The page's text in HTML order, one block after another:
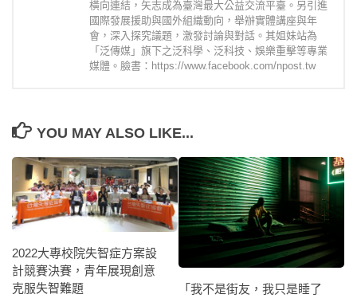
橫向連結，矢志成為臺灣最大公益交流平臺。另引進
國際發展援助與國外組織動向，舉辦實體講座與年
會，深入探究議題，激發討論與對話。其姐妹站為
「泛傳媒」旗下之泛科學、泛科技、娛樂重擊等專業
媒體。臉書：https://www.facebook.com/npost.tw
YOU MAY ALSO LIKE...
2022大專校院失智症方案設
計競賽決賽，青年展現創意
克服失智難題
「我不是街友，我只是睡了